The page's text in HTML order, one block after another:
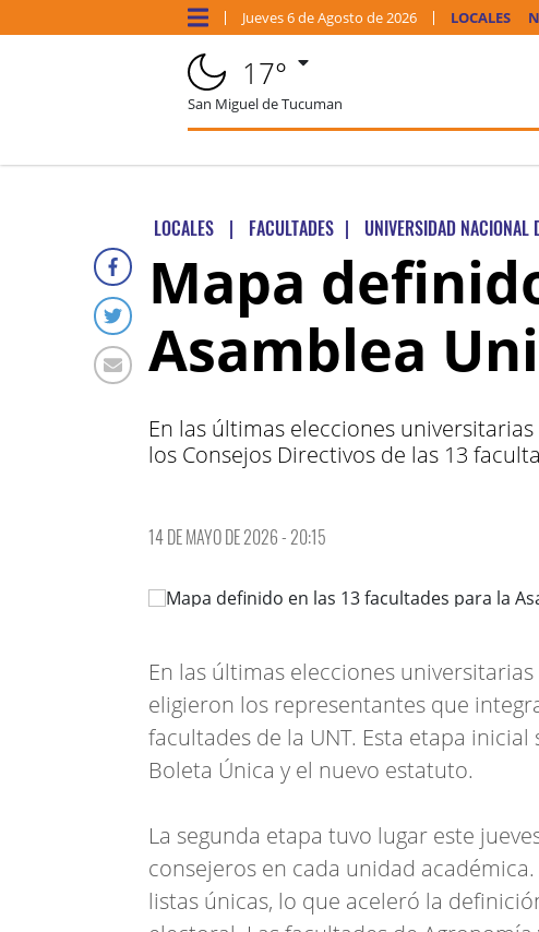
Jueves6 deAgosto de 2026 LOCALES
17°
San Miguel de Tucuman
LOCALES | FACULTADES | UNIVERSIDAD NACIONAL
Mapa
Asamblea
En las últimas elecciones
los Consejos Directivos de las 13
14 DE MAYO DE 2026 - 20:15
En las últimas elecciones
eligieron los representantes que
facultades de la UNT. Esta etapa
Boleta Única y el nuevo estatuto.
La segunda etapa tuvo lugar este
consejeros en cada unidad
listas únicas, lo que aceleró la